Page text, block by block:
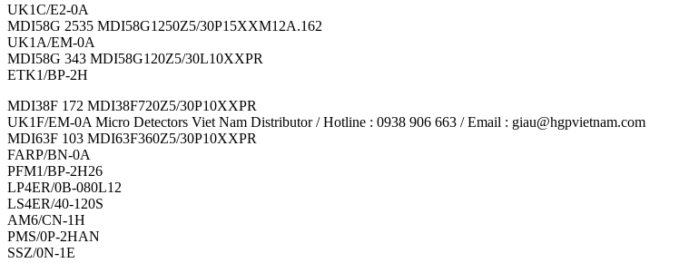
UK1C/E2-0A
MDI58G 2535 MDI58G1250Z5/30P15XXM12A.162
UK1A/EM-0A
MDI58G 343 MDI58G120Z5/30L10XXPR
ETK1/BP-2H
MDI38F 172 MDI38F720Z5/30P10XXPR
UK1F/EM-0A Micro Detectors Viet Nam Distributor / Hotline : 0938 906 663 / Email : giau@hgpvietnam.com
MDI63F 103 MDI63F360Z5/30P10XXPR
FARP/BN-0A
PFM1/BP-2H26
LP4ER/0B-080L12
LS4ER/40-120S
AM6/CN-1H
PMS/0P-2HAN
SSZ/0N-1E